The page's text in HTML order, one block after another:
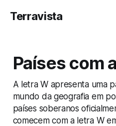
Terravista
Países com
A letra W apresenta uma
mundo da geografia em
países soberanos
comecem com a letra W